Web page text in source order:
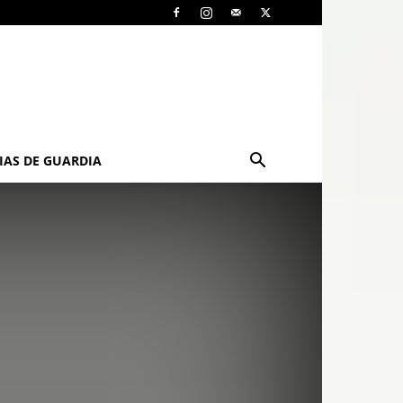
DE GUARDIA